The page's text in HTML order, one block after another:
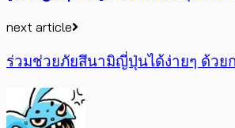
next article
ร่วมช่วยภัยสึนามิญี่ปุ่นได้ง่ายๆ ด้วย